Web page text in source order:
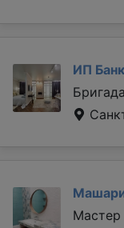
ИП
Бригада
Мастер